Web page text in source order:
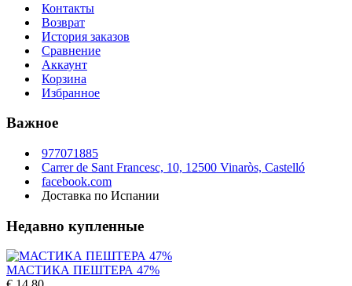
Контакты
Возврат
История заказов
Сравнение
Аккаунт
Корзина
Избранное
Важное
977071885
Carrer de Sant Francesc, 10, 12500 Vinaròs, Castelló
facebook.com
Доставка по Испании
Недавно купленные
МАСТИКА ПЕШТЕРА 47%